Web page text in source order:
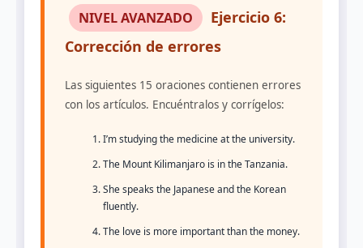
NIVEL AVANZADO
Ejercicio 6:
Corrección de errores
Las siguientes 15 oraciones contienen errores
con los artículos. Encuéntralos y corrígelos:
I’m studying the medicine at the university.
The Mount Kilimanjaro is in the Tanzania.
She speaks the Japanese and the Korean
fluently.
The love is more important than the money.